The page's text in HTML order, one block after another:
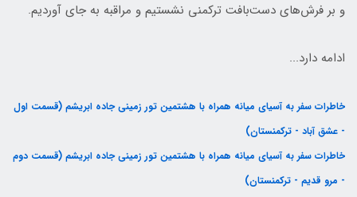
و بر فرش‌های دست‌بافت ترکمنی نشستیم و مراقبه به جای آوردیم.
ادامه دارد...
خاطرات سفر به آسیای میانه همراه با هشتمین تور زمینی جاده ابریشم (قسمت اول
- عشق آباد - ترکمنستان)
خاطرات سفر به آسیای میانه همراه با هشتمین تور زمینی جاده ابریشم (قسمت دوم
- مرو قدیم - ترکمنستان)